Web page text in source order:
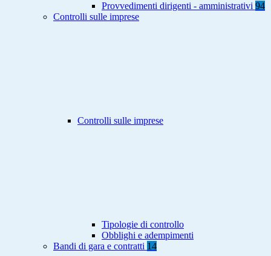
Provvedimenti dirigenti - amministrativi 94
Controlli sulle imprese
Controlli sulle imprese
Tipologie di controllo
Obblighi e adempimenti
Bandi di gara e contratti 14